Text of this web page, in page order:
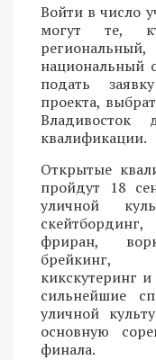
Войти в число
могут те,
национальный
подать
проекта,
квалификации.
Открытые
пройдут 18
уличной
фриран,
брейкинг,
кикскутеринг
сильнейшие
уличной
основную
финала.